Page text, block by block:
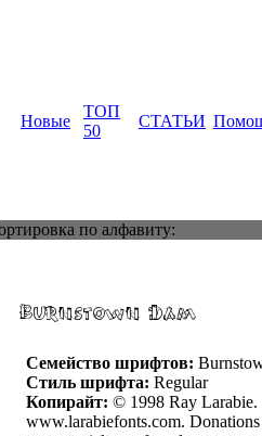
Новые
ТОП
50
СТАТЬИ
по алфавиту:
Семейство шрифтов:
Стиль шрифта: Regular
Копирайт: © 1998 Ray Larabie.
www.larabiefonts.com.